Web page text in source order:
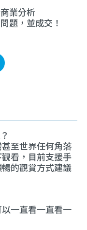
業分析
題，並成交！
至世界任何角落
看，目前支援手
的觀賞方式建議
一直看一直看一